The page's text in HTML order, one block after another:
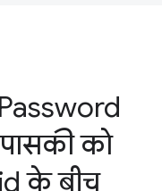
को
के बीच